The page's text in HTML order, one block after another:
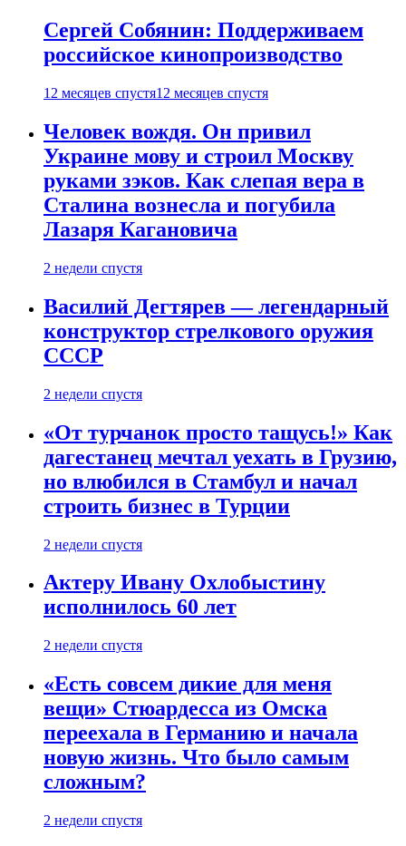
Сергей Собянин: Поддерживаем
российское кинопроизводство
12 месяцев спустя12 месяцев спустя
Человек вождя. Он привил
Украине мову и строил Москву
руками зэков. Как слепая вера в
Сталина вознесла и погубила
Лазаря Кагановича
2 недели спустя
Василий Дегтярев — легендарный
конструктор стрелкового оружия
СССР
2 недели спустя
«От турчанок просто тащусь!» Как
дагестанец мечтал уехать в Грузию,
но влюбился в Стамбул и начал
строить бизнес в Турции
2 недели спустя
Актеру Ивану Охлобыстину
исполнилось 60 лет
2 недели спустя
«Есть совсем дикие для меня
вещи» Стюардесса из Омска
переехала в Германию и начала
новую жизнь. Что было самым
сложным?
2 недели спустя